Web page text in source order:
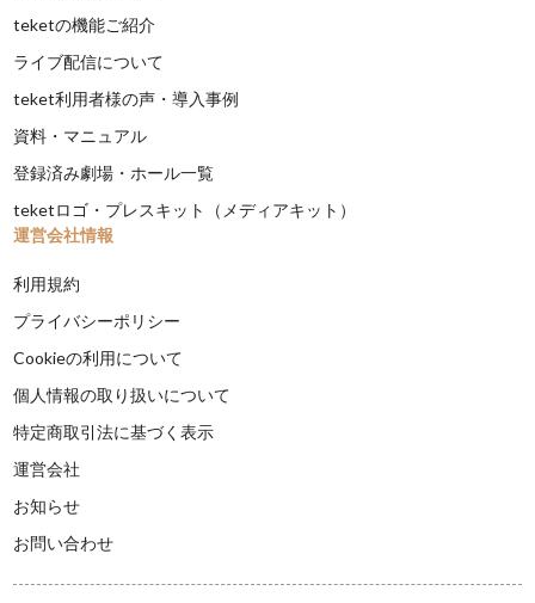
teketの機能ご紹介
ライブ配信について
teket利用者様の声・導入事例
資料・マニュアル
登録済み劇場・ホール一覧
teketロゴ・プレスキット（メディアキット）
運営会社情報
利用規約
プライバシーポリシー
Cookieの利用について
個人情報の取り扱いについて
特定商取引法に基づく表示
運営会社
お知らせ
お問い合わせ